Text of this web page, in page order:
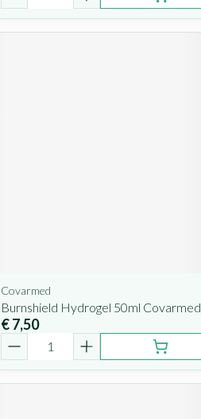
Covarmed
Burnshield Hydrogel 50ml Covarmed
€ 7,50